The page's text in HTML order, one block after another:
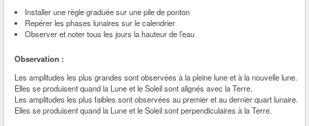
Installer une règle graduée sur une pile de ponton
Repérer les phases lunaires sur le calendrier
Observer et noter tous les jours la hauteur de l’eau
Observation :
Les amplitudes les plus grandes sont observées à la pleine lune et à la nouvelle lune.
Elles se produisent quand la Lune et le Soleil sont alignés avec la Terre.
Les amplitudes les plus faibles sont observées au premier et au dernier quart lunaire.
Elles se produisent quand la Lune et le Soleil sont perpendiculaires à la Terre.